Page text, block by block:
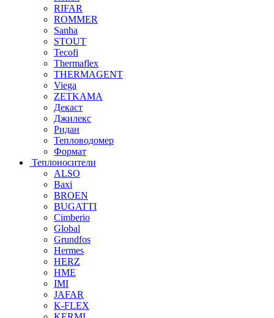
RIFAR
ROMMER
Sanha
STOUT
Tecofi
Thermaflex
THERMAGENT
Viega
ZETKAMA
Декаст
Джилекс
Ридан
Тепловодомер
Формат
Теплоносители
ALSO
Baxi
BROEN
BUGATTI
Cimberio
Global
Grundfos
Hermes
HERZ
HME
IMI
JAFAR
K-FLEX